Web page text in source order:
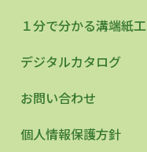
１分で分かる溝端紙工
デジタルカタログ
お問い合わせ
個人情報保護方針